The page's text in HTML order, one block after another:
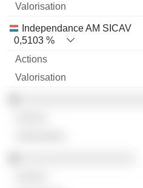
Independance AM SICAV
0,5103 %